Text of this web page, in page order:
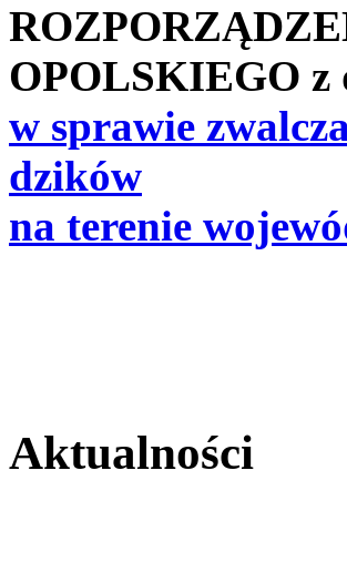
OPOLSKIEGO z
w sprawie
dzików
na terenie
Aktualności